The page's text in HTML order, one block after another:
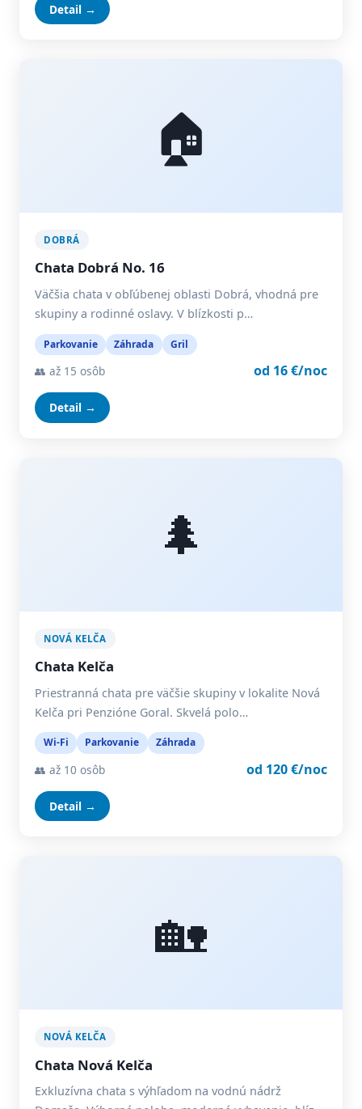
Detail →
🏠
DOBRÁ
Chata Dobrá No. 16
Väčšia chata v obľúbenej oblasti Dobrá, vhodná pre
skupiny a rodinné oslavy. V blízkosti p…
Parkovanie Záhrada Gril
👥 až 15 osôb od 16 €/noc
Detail →
🌲
NOVÁ KELČA
Chata Kelča
Priestranná chata pre väčšie skupiny v lokalite Nová
Kelča pri Penzióne Goral. Skvelá polo…
Wi-Fi Parkovanie Záhrada
👥 až 10 osôb od 120 €/noc
Detail →
🏡
NOVÁ KELČA
Chata Nová Kelča
Exkluzívna chata s výhľadom na vodnú nádrž